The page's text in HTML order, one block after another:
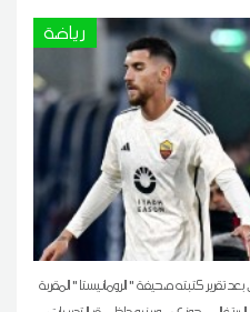
رياضة
تقرير كتبته صحيفة " الرومانيستا " المقربة